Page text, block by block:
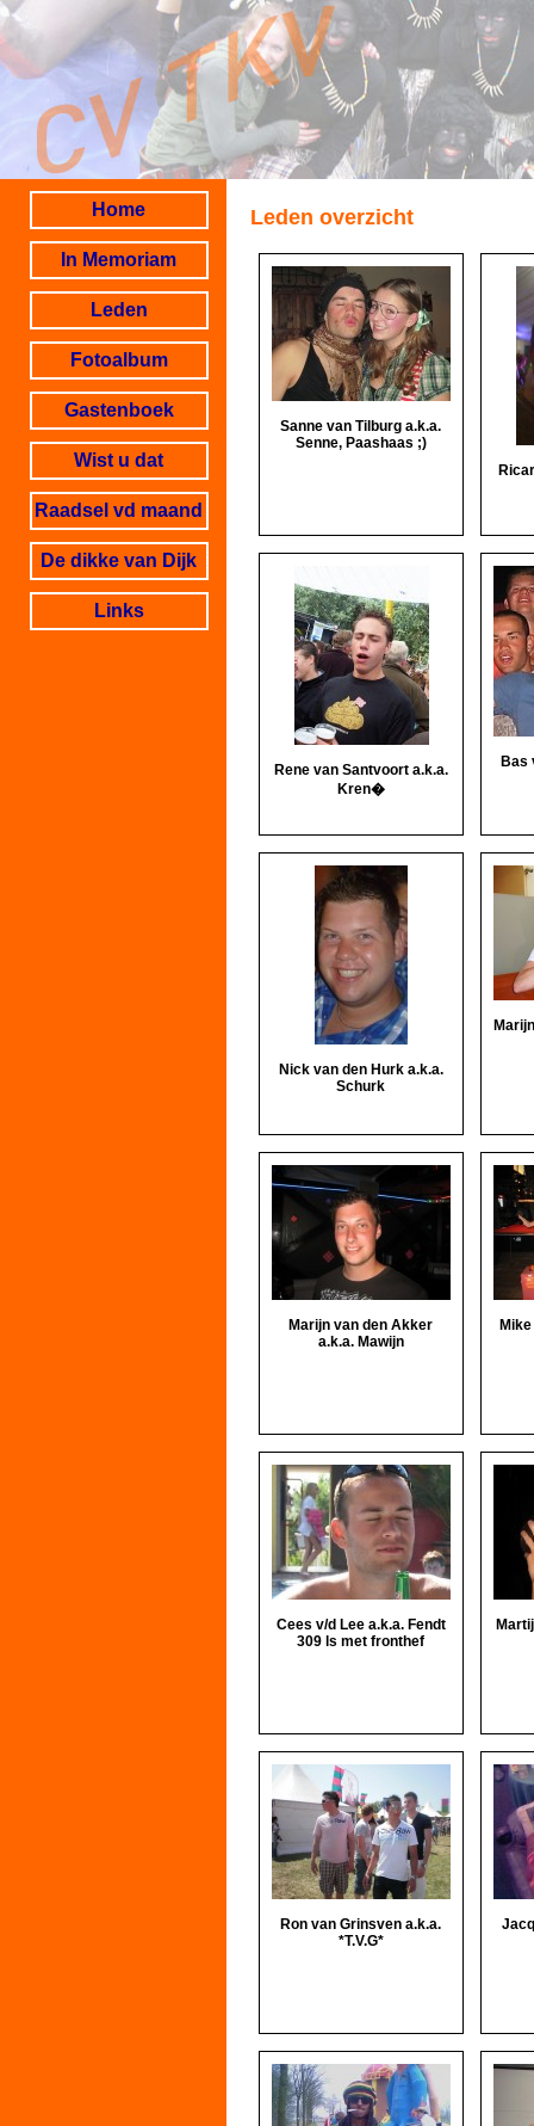
Home
In Memoriam
Leden
Fotoalbum
Gastenboek
Wist u dat
Raadsel vd maand
De dikke van Dijk
Links
Leden overzicht
Sanne van Tilburg a.k.a.
Senne, Paashaas ;)
Rene van Santvoort a.k.a.
Kren�
Bas
Nick van den Hurk a.k.a.
Schurk
Marijn van den Akker
a.k.a. Mawijn
Cees v/d Lee a.k.a. Fendt
309 ls met fronthef
Ron van Grinsven a.k.a.
*T.V.G*